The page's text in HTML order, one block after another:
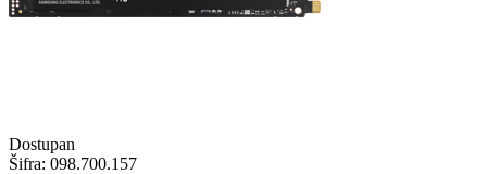
Dostupan
Šifra: 098.700.157